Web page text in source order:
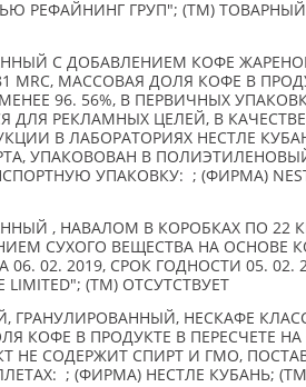
РЕФАЙНИНГ ГРУП"; (TM)
С ДОБАВЛЕНИЕМ КОФЕ
MRC, МАССОВАЯ ДОЛЯ КОФЕ В
96. 56%, В ПЕРВИЧНЫХ
ДЛЯ РЕКЛАМНЫХ ЦЕЛЕЙ, В
В ЛАБОРАТОРИЯХ НЕСТЛЕ
УПАКОВОВАН В
УПАКОВКУ: ; (ФИРМА)
, НАВАЛОМ В КОРОБКАХ ПО 22
СУХОГО ВЕЩЕСТВА НА ОСНОВЕ
02. 2019, СРОК ГОДНОСТИ 05. 02.
LIMITED"; (TM) ОТСУТСТВУЕТ
ГРАНУЛИРОВАННЫЙ, НЕСКАФЕ
КОФЕ В ПРОДУКТЕ В ПЕРЕСЧЕТЕ НА
НЕ СОДЕРЖИТ СПИРТ И ГМО,
; (ФИРМА) НЕСТЛЕ КУБАНЬ; (TM)